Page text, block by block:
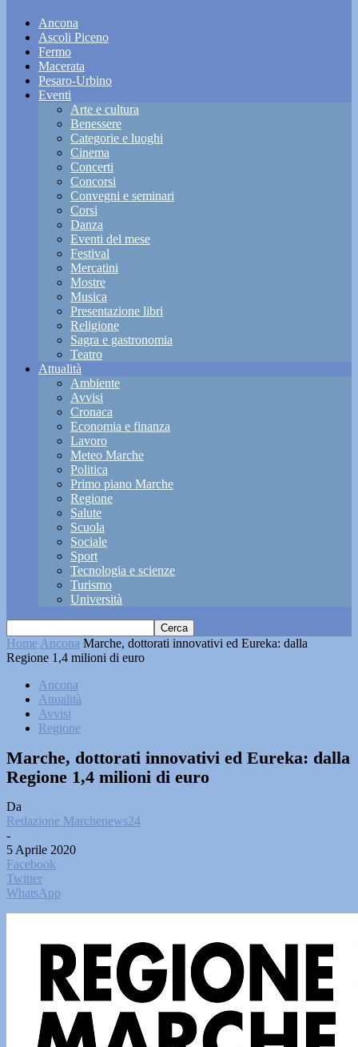
Ancona
Ascoli Piceno
Fermo
Macerata
Pesaro-Urbino
Eventi
Arte e cultura
Benessere
Categorie e luoghi
Cinema
Concerti
Concorsi
Convegni e seminari
Corsi
Danza
Eventi del mese
Festival
Mercatini
Mostre
Musica
Presentazione libri
Religione
Sagra e gastronomia
Teatro
Attualità
Ambiente
Avvisi
Cronaca
Economia e finanza
Lavoro
Meteo Marche
Politica
Primo piano Marche
Regione
Salute
Scuola
Sociale
Sport
Tecnologia e scienze
Turismo
Università
Home Ancona Marche, dottorati innovativi ed Eureka: dalla
Regione 1,4 milioni di euro
Ancona
Attualità
Avvisi
Regione
Marche, dottorati innovativi ed Eureka: dalla
Regione 1,4 milioni di euro
Da
Redazione Marchenews24
-
5 Aprile 2020
Facebook
Twitter
WhatsApp